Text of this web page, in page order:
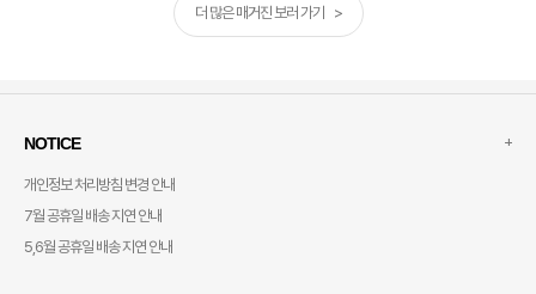
더 많은 매거진 보러 가기 >
NOTICE
개인정보 처리방침 변경 안내
7월 공휴일 배송 지연 안내
5,6월 공휴일 배송 지연 안내
+